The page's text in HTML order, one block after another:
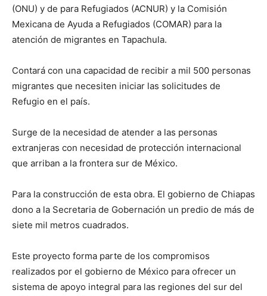
(ONU) y de para Refugiados (ACNUR) y la Comisión
Mexicana de Ayuda a Refugiados (COMAR) para la
atención de migrantes en Tapachula.
Contará con una capacidad de recibir a mil 500 personas
migrantes que necesiten iniciar las solicitudes de
Refugio en el país.
Surge de la necesidad de atender a las personas
extranjeras con necesidad de protección internacional
que arriban a la frontera sur de México.
Para la construcción de esta obra. El gobierno de Chiapas
dono a la Secretaria de Gobernación un predio de más de
siete mil metros cuadrados.
Este proyecto forma parte de los compromisos
realizados por el gobierno de México para ofrecer un
sistema de apoyo integral para las regiones del sur del